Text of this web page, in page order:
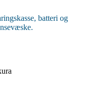
batteri og